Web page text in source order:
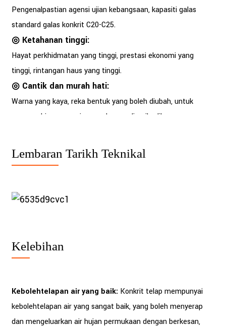
Pengenalpastian agensi ujian kebangsaan, kapasiti galas
standard galas konkrit C20-C25.
◎ Ketahanan tinggi:
Hayat perkhidmatan yang tinggi, prestasi ekonomi yang
tinggi, rintangan haus yang tinggi.
◎ Cantik dan murah hati:
Warna yang kaya, reka bentuk yang boleh diubah, untuk
memenuhi penyesuaian corak yang diperibadikan.
Lembaran Tarikh Teknikal
Kelebihan
Kebolehtelapan air yang baik: Konkrit telap mempunyai
kebolehtelapan air yang sangat baik, yang boleh menyerap
dan mengeluarkan air hujan permukaan dengan berkesan,